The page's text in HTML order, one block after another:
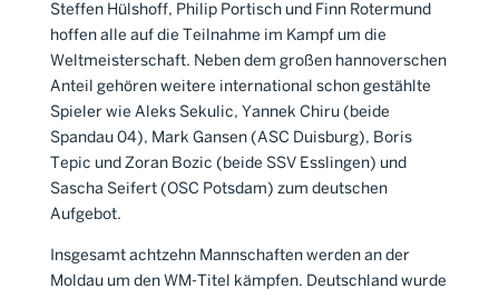
Steffen Hülshoff, Philip Portisch und Finn Rotermund
hoffen alle auf die Teilnahme im Kampf um die
Weltmeisterschaft. Neben dem großen hannoverschen
Anteil gehören weitere international schon gestählte
Spieler wie Aleks Sekulic, Yannek Chiru (beide
Spandau 04), Mark Gansen (ASC Duisburg), Boris
Tepic und Zoran Bozic (beide SSV Esslingen) und
Sascha Seifert (OSC Potsdam) zum deutschen
Aufgebot.
Insgesamt achtzehn Mannschaften werden an der
Moldau um den WM-Titel kämpfen. Deutschland wurde